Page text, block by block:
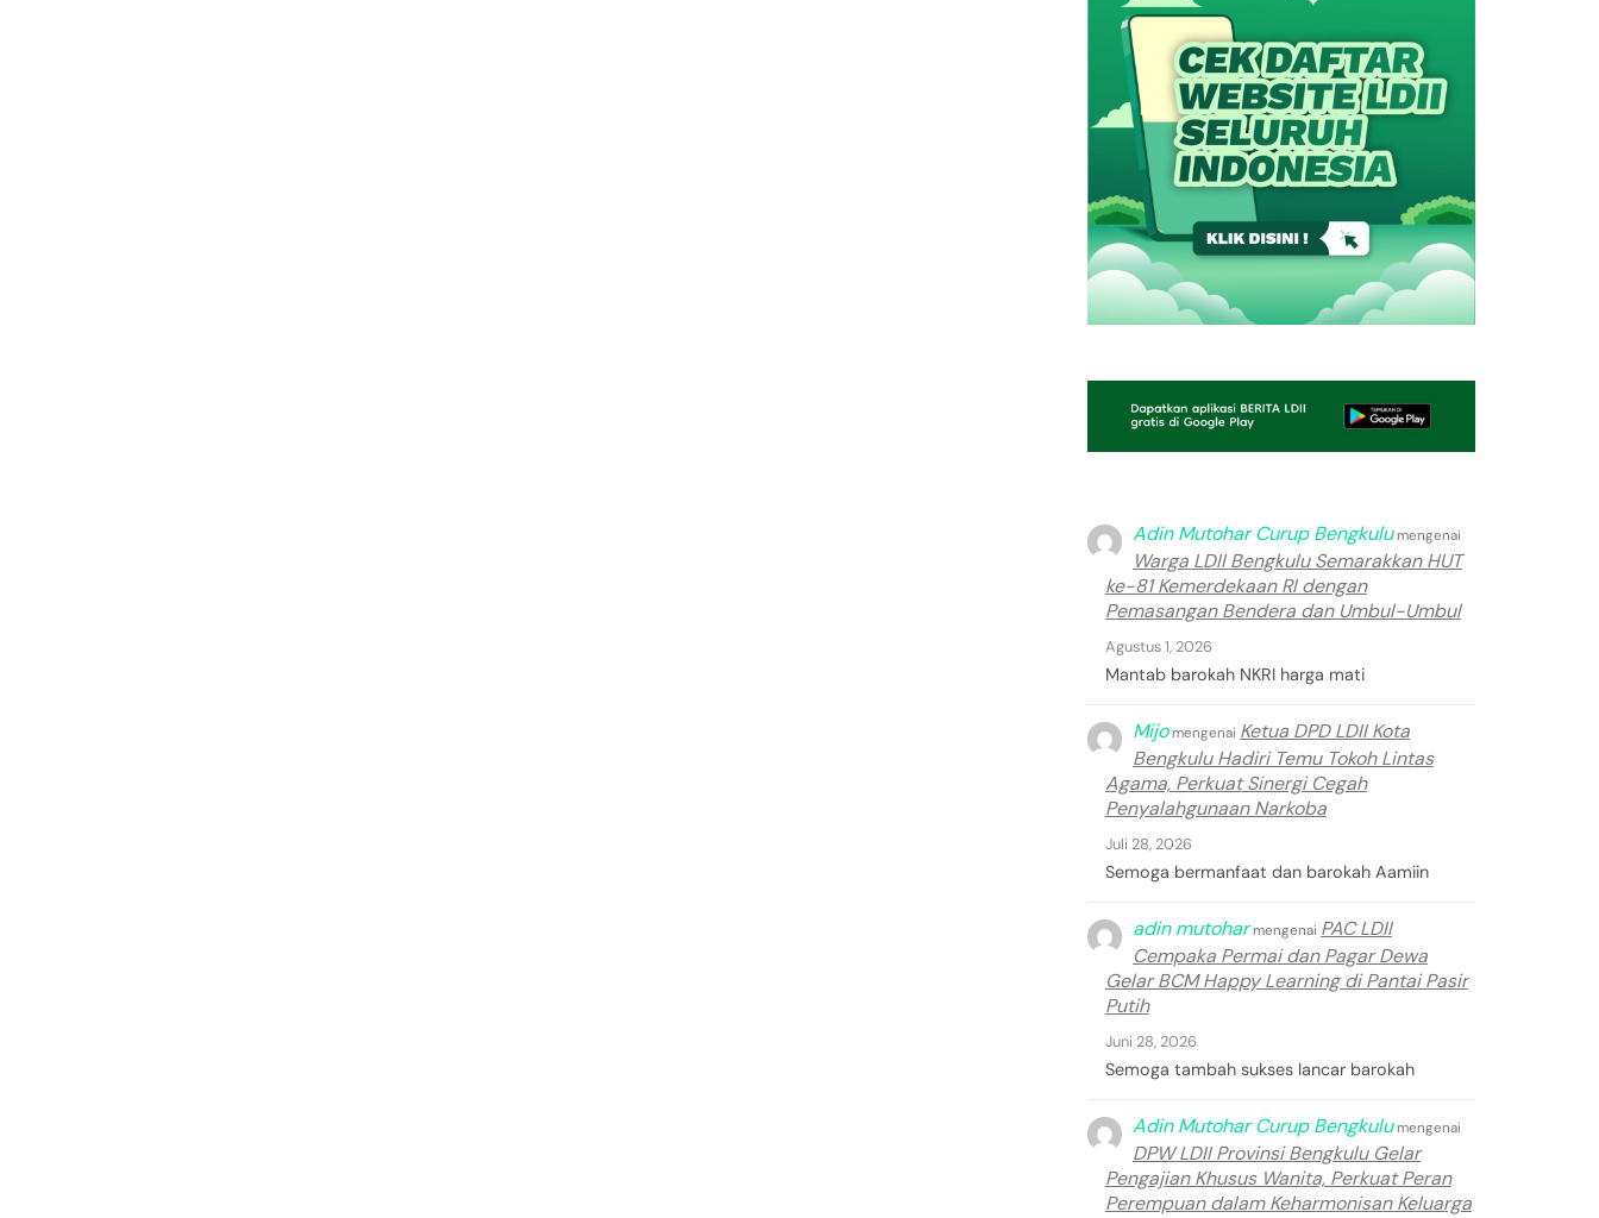
Adin Mutohar Curup Bengkulumengenai
Warga LDII Bengkulu Semarakkan HUT
ke-81 Kemerdekaan RI dengan
Pemasangan Bendera dan Umbul-Umbul
Agustus 1, 2026
Mantab barokah NKRI harga mati
Mijomengenai Ketua DPD LDII Kota
Bengkulu Hadiri Temu Tokoh Lintas
Agama, Perkuat Sinergi Cegah
Penyalahgunaan Narkoba
Juli 28, 2026
Semoga bermanfaat dan barokah Aamiin
adin mutoharmengenai PAC LDII
Cempaka Permai dan Pagar Dewa
Gelar BCM Happy Learning di Pantai Pasir
Putih
Juni 28, 2026
Semoga tambah sukses lancar barokah
Adin Mutohar Curup Bengkulumengenai
DPW LDII Provinsi Bengkulu Gelar
Pengajian Khusus Wanita, Perkuat Peran
Perempuan dalam Keharmonisan Keluarga